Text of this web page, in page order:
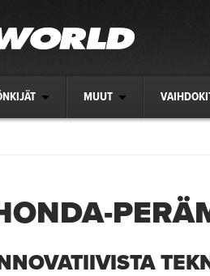
MUUT